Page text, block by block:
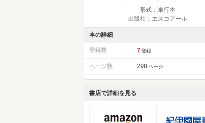
形式：単行本
出版社：エスコアール
本の詳細
登録数 7 登録
ページ数 298 ページ
書店で詳細を見る